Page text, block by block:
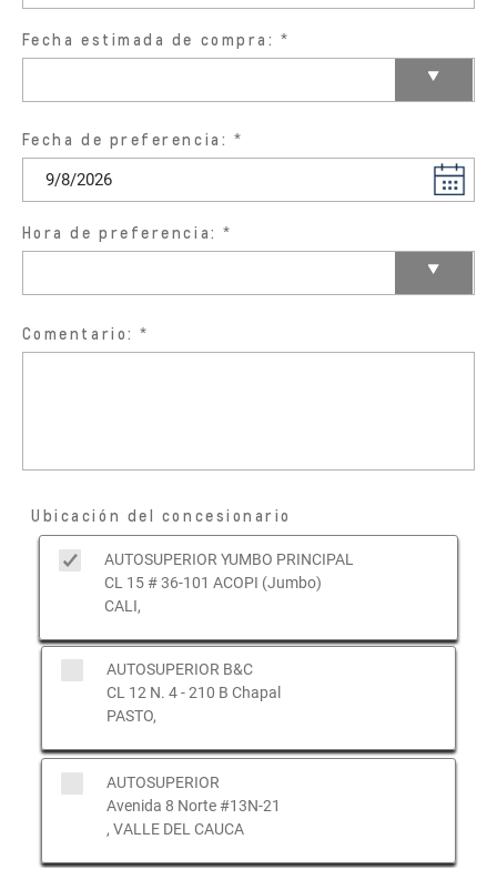
Fecha estimada de compra:
Fecha de preferencia:
Hora de preferencia:
Comentario:
Ubicación del concesionario
AUTOSUPERIOR YUMBO PRINCIPAL
CL 15 # 36-101 ACOPI (Jumbo)
CALI,
AUTOSUPERIOR B&C
CL 12 N. 4 - 210 B Chapal
PASTO,
AUTOSUPERIOR
Avenida 8 Norte #13N-21
, VALLE DEL CAUCA